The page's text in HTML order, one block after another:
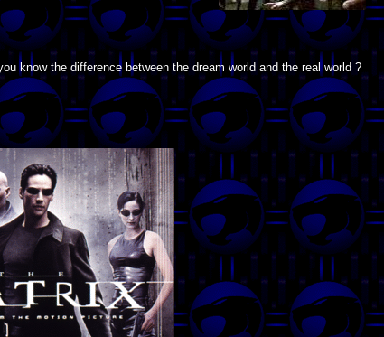
know the difference between the dream world and the real world ?